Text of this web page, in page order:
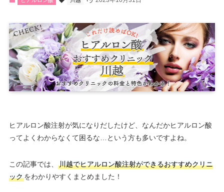
ヒアルロン酸注射が気になりだしたけど、なんだかヒアルロン酸
ってよくわからなくて困るな…という方も多いですよね。
この記事では、
川越でヒアルロン酸注射ができるおすすめクリニ
ックをわかりやすくまとめました！